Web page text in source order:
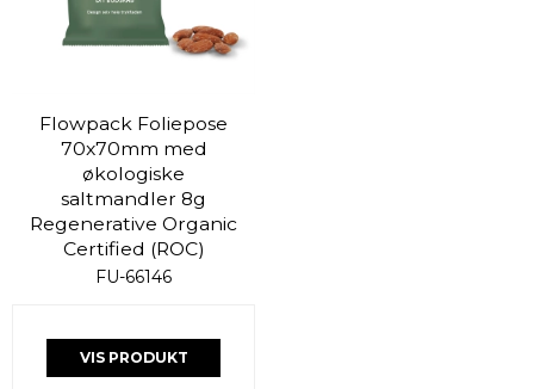
Flowpack Foliepose
70x70mm med
økologiske
saltmandler 8g
Regenerative Organic
Certified (ROC)
FU-66146
VIS PRODUKT